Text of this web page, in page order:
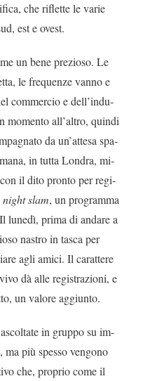
che riflette le varie
est e ovest.
un bene prezioso. Le
le frequenze vanno e
commercio e dell’indu­
momento all’altro, quindi
da un’attesa spa­
in tutta Londra, mi­
il dito pronto per regi­
slam, un programma
lunedì, prima di andare a
nastro in tasca per
agli amici. Il carattere
dà alle registrazioni, e
un valore aggiunto.
in gruppo su im­
più spesso vengono
che, proprio come il